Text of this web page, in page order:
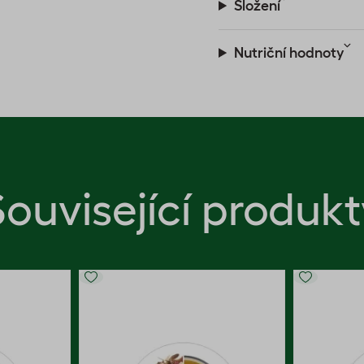
Složení
Nutriční hodnoty